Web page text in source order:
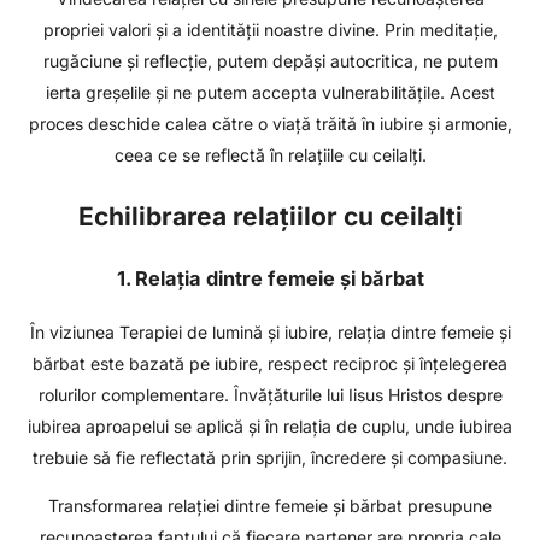
propriei valori și a identității noastre divine. Prin meditație,
rugăciune și reflecție, putem depăși autocritica, ne putem
ierta greșelile și ne putem accepta vulnerabilitățile. Acest
proces deschide calea către o viață trăită în iubire și armonie,
ceea ce se reflectă în relațiile cu ceilalți.
Echilibrarea relațiilor cu ceilalți
1. Relația dintre femeie și bărbat
În viziunea Terapiei de lumină și iubire, relația dintre femeie și
bărbat este bazată pe iubire, respect reciproc și înțelegerea
rolurilor complementare. Învățăturile lui Iisus Hristos despre
iubirea aproapelui se aplică și în relația de cuplu, unde iubirea
trebuie să fie reflectată prin sprijin, încredere și compasiune.
Transformarea relației dintre femeie și bărbat presupune